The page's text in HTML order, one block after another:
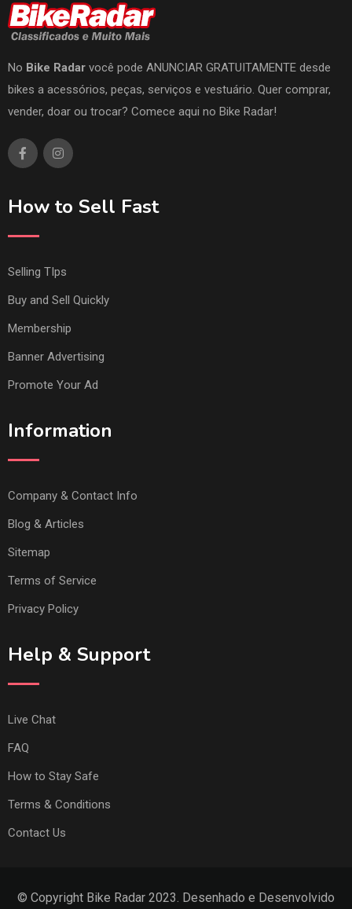
No Bike Radar você pode ANUNCIAR GRATUITAMENTE desde
bikes a acessórios, peças, serviços e vestuário. Quer comprar,
vender, doar ou trocar? Comece aqui no Bike Radar!
How to Sell Fast
Selling TIps
Buy and Sell Quickly
Membership
Banner Advertising
Promote Your Ad
Information
Company & Contact Info
Blog & Articles
Sitemap
Terms of Service
Privacy Policy
Help & Support
Live Chat
FAQ
How to Stay Safe
Terms & Conditions
Contact Us
© Copyright Bike Radar 2023. Desenhado e Desenvolvido